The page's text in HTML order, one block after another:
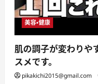
美容・健康
肌の調子が変わりや
スメです。
pikakichi2015@gmail.com